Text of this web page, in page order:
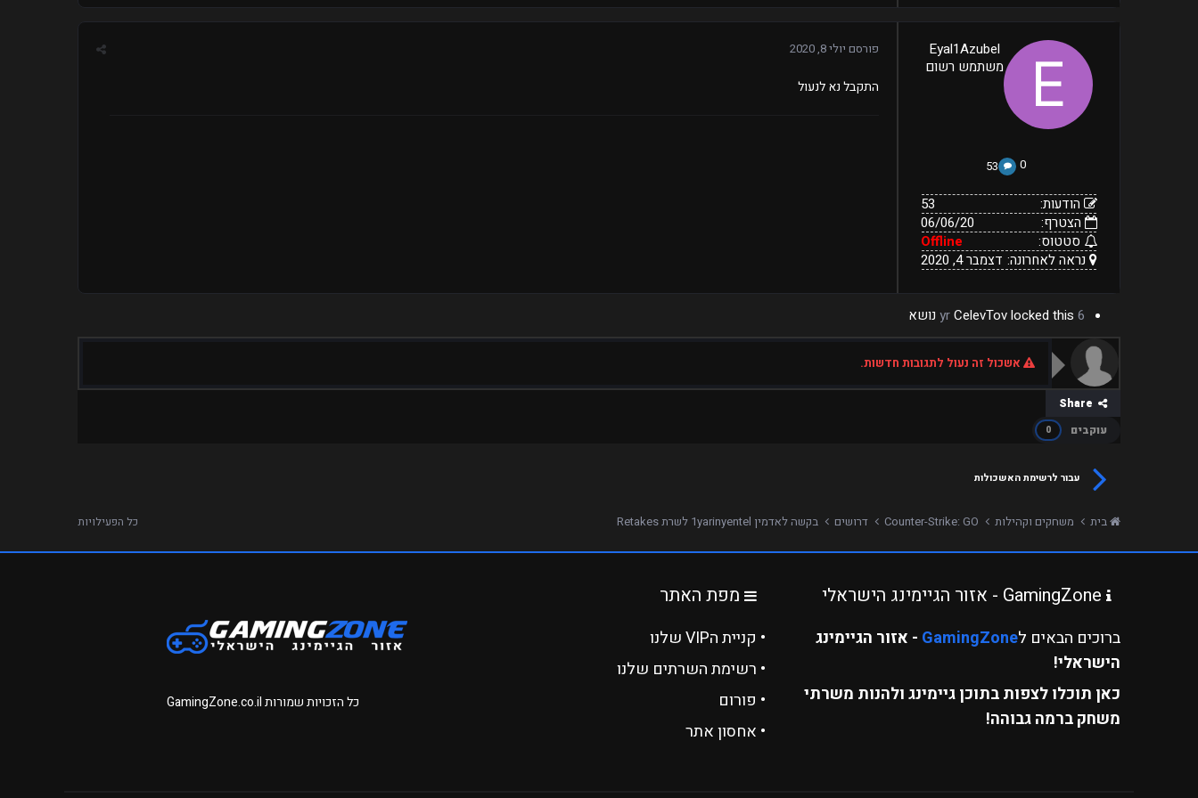
הודעות:
הצטרף:
סטטוס:
Offline
נראה
לאחרונה:
דצמבר
Eyal1Azubel
משתמש רשום
0
53
הודעות:
53
הצטרף:
06/06/20
סטטוס:
Offline
נראה לאחרונה: דצמבר 4, 2020
פורסם יולי 8, 2020
התקבל נא לנעול
6 yr
CelevTovlocked this נושא
אשכול זה נעול לתגובות חדשות.
עוקבים
0
עבור לרשימת האשכולות
כל הפעילויות בית משחקים וקהילות Counter-Strike: GO דרושים בקשה לאדמין 1yarinyentel לשרת Retakes
ברוכים הבאים לGamingZone - אזור הגיימינג
הישראלי!
כאן תוכלו לצפות בתוכן גיימינג ולהנות משרתי
משחק ברמה גבוהה!
מפת האתר
• קניית הVIP שלנו
• רשימת השרתים שלנו
• פורום
• אחסון אתר
כל הזכויות שמורותGamingZone.co.il